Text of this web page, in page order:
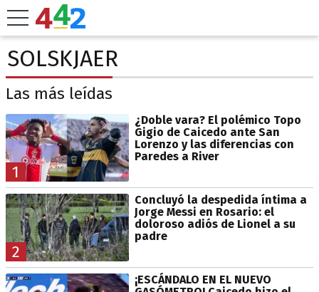
SOLSKJAER
Las más leídas
1
¿Doble vara? El polémico Topo
Gigio de Caicedo ante San
Lorenzo y las diferencias con
Paredes a River
2
Concluyó la despedida íntima a
Jorge Messi en Rosario: el
doloroso adiós de Lionel a su
padre
¡ESCÁNDALO EN EL NUEVO